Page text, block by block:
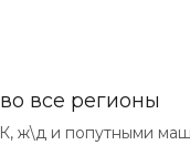
все регионы
ж\д и попутными